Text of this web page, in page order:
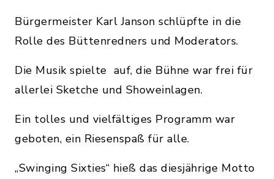
Bürgermeister Karl Janson schlüpfte in die
Rolle des Büttenredners und Moderators.
Die Musik spielte auf, die Bühne war frei für
allerlei Sketche und Showeinlagen.
Ein tolles und vielfältiges Programm war
geboten, ein Riesenspaß für alle.
„Swinging Sixties“ hieß das diesjährige Motto